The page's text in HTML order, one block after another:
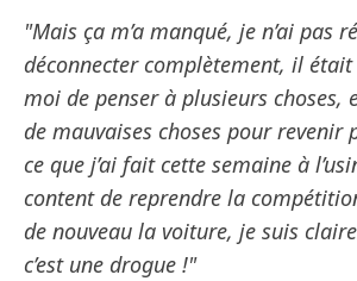
"Mais ça m’a manqué, je n’ai pas
déconnecter complètement, il
moi de penser à plusieurs choses,
de mauvaises choses pour revenir
ce que j’ai fait cette semaine à
content de reprendre la
de nouveau la voiture, je suis
c’est une drogue !"